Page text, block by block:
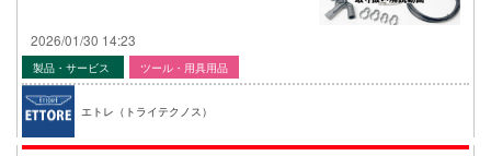
2026/01/30 14:23
製品・サービス ツール・用具用品
エトレ（トライテクノス）